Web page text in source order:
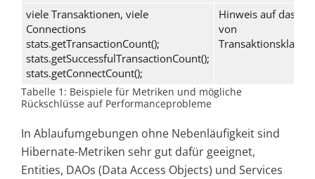
viele Transaktionen, viele
Connections
stats.getTransactionCount();
stats.getSuccessfulTransactionCount();
stats.getConnectCount();
Hinweis auf das
von
Tabelle 1: Beispiele für Metriken und mögliche
Rückschlüsse auf Performanceprobleme
In Ablaufumgebungen ohne Nebenläufigkeit sind
Hibernate-Metriken sehr gut dafür geeignet,
Entities, DAOs (Data Access Objects) und Services